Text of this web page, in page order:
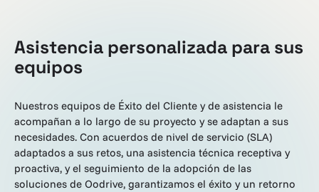
Asistencia personalizada para sus
equipos
Nuestros equipos de Éxito del Cliente y de asistencia le
acompañan a lo largo de su proyecto y se adaptan a sus
necesidades. Con acuerdos de nivel de servicio (SLA)
adaptados a sus retos, una asistencia técnica receptiva y
proactiva, y el seguimiento de la adopción de las
soluciones de Oodrive, garantizamos el éxito y un retorno